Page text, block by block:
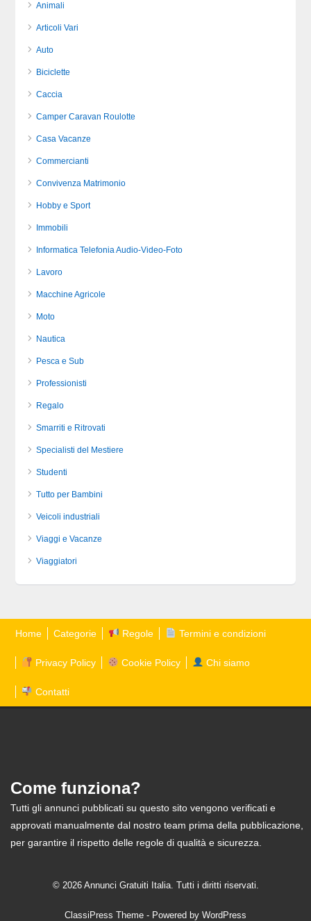
Animali
Articoli Vari
Auto
Biciclette
Caccia
Camper Caravan Roulotte
Casa Vacanze
Commercianti
Convivenza Matrimonio
Hobby e Sport
Immobili
Informatica Telefonia Audio-Video-Foto
Lavoro
Macchine Agricole
Moto
Nautica
Pesca e Sub
Professionisti
Regalo
Smarriti e Ritrovati
Specialisti del Mestiere
Studenti
Tutto per Bambini
Veicoli industriali
Viaggi e Vacanze
Viaggiatori
Home Categorie Regole Termini e condizioni
Privacy Policy Cookie Policy Chi siamo
Contatti
Come funziona?
Tutti gli annunci pubblicati su questo sito vengono verificati e
approvati manualmente dal nostro team prima della pubblicazione,
per garantire il rispetto delle regole di qualità e sicurezza.
© 2026 Annunci Gratuiti Italia. Tutti i diritti riservati.
ClassiPress Theme - Powered by WordPress